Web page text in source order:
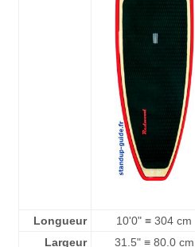
Longueur 10'0" ≡ 304 cm
Largeur
31.5" ≡ 80.0 cm